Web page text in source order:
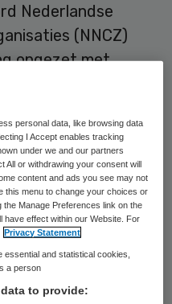
Nederlandse
(NNCZ)
opgezet met
waarin ze
‘Zam-Sam’.
met het Zam-
Mogelijk is –
Dit principe houdt
eerst wordt
weer iets kan
personal data, like browsing data
I Accept enables tracking
under we and our partners
All or withdrawing your consent will
content and ads you see may not
this menu to change your choices or
Manage Preferences link on the
have effect within our Website. For
Privacy Statement
and statistical cookies,
a person
to provide: